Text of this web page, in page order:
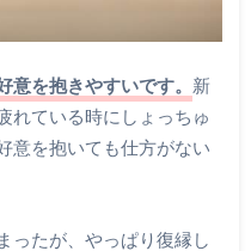
意を抱きやすいです。 新
れている時にしょっちゅ
意を抱いても仕方がない
ったが、やっぱり復縁し